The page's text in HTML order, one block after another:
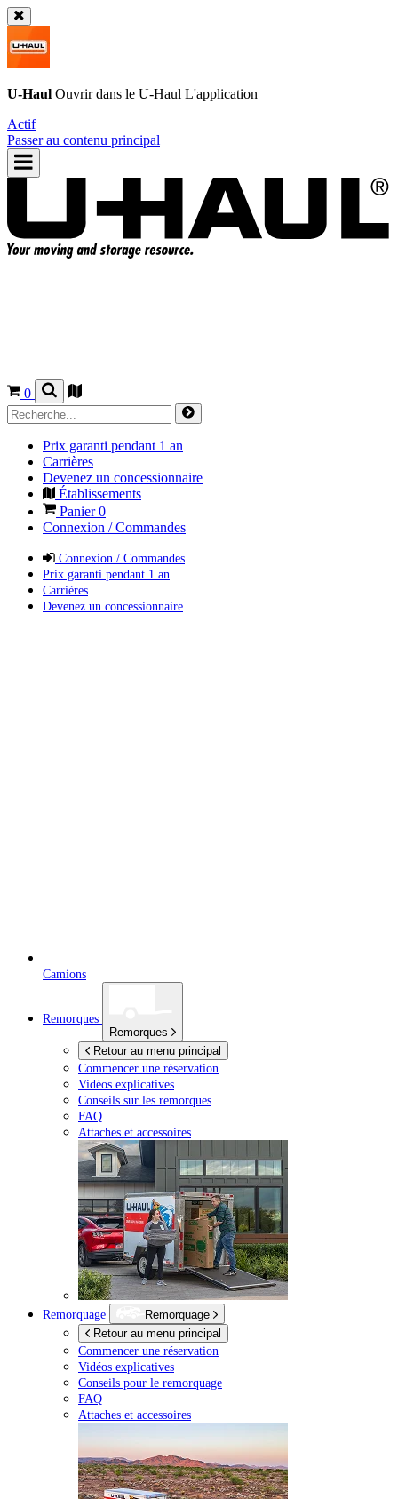
U-Haul Ouvrir dans le U-Haul L'application
Actif
Passer au contenu principal
0
Prix garanti pendant 1 an
Carrières
Devenez un concessionnaire
Établissements
Panier0
Connexion / Commandes
Connexion / Commandes
Prix garanti pendant 1 an
Carrières
Devenez un concessionnaire
Camions
Remorques
Remorques
Retour au menu principal
Commencer une réservation
Vidéos explicatives
Conseils sur les remorques
FAQ
Attaches et accessoires
Remorquage
Remorquage
Retour au menu principal
Commencer une réservation
Vidéos explicatives
Conseils pour le remorquage
FAQ
Attaches et accessoires